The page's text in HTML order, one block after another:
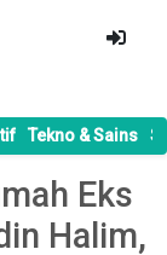
Tekno & Sains
Eks
Halim,